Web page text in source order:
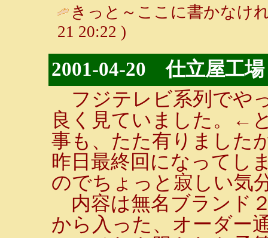
きっと～ここに書かなけ
21 20:22 )
2001-04-20 仕立屋工場
フジテレビ系列でや
良く見ていました。←
事も、たた有りました
昨日最終回になってし
のでちょっと寂しい気
内容は無名ブランド
から入った、オーダー